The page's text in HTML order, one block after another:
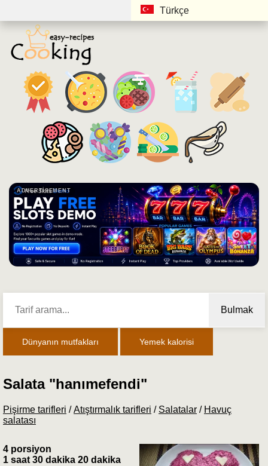
Türkçe
ADVERTISEMENT
Bulmak
Dünyanın mutfakları Yemek kalorisi
Salata "hanımefendi"
Pişirme tarifleri /Atıştırmalık tarifleri / Salatalar / Havuç
salatası
4 porsiyon
1 saat 30 dakika 20 dakika